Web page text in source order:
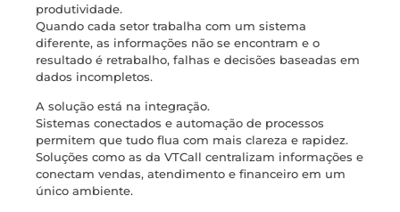
produtividade.
Quando cada setor trabalha com um sistema
diferente, as informações não se encontram e o
resultado é retrabalho, falhas e decisões baseadas em
dados incompletos.
A solução está na integração.
Sistemas conectados e automação de processos
permitem que tudo flua com mais clareza e rapidez.
Soluções como as da VTCall centralizam informações e
conectam vendas, atendimento e financeiro em um
único ambiente.